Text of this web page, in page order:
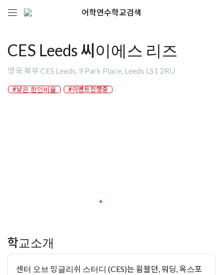
어학연수학교검색
CES Leeds 씨이에스 리즈
영국 북부 CES Leeds, 9 Park Place, Leeds LS1 2RU
#낮은 한인비율 #이벤트진행중
학교소개
센터 오브 잉글리쉬 스터디 (CES)는 윔블던, 워딩, 옥스포